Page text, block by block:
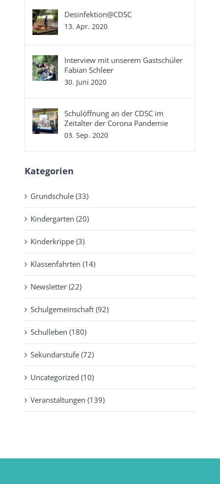
Desinfektion@CDSC
13. Apr. 2020
Interview mit unserem Gastschüler
Fabian Schleer
30. Juni 2020
Schulöffnung an der CDSC im
Zeitalter der Corona Pandemie
03. Sep. 2020
Kategorien
Grundschule (33)
Kindergarten (20)
Kinderkrippe (3)
Klassenfahrten (14)
Newsletter (22)
Schulgemeinschaft (92)
Schulleben (180)
Sekundarstufe (72)
Uncategorized (10)
Veranstaltungen (139)